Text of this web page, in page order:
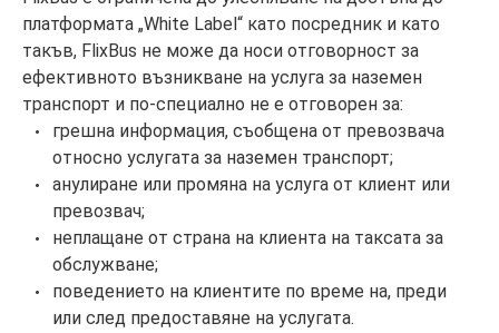
платформата „White Label“ като посредник и като
такъв, FlixBus не може да носи отговорност за
ефективното възникване на услуга за наземен
транспорт и по-специално не е отговорен за:
грешна информация, съобщена от превозвача
относно услугата за наземен транспорт;
анулиране или промяна на услуга от клиент или
превозвач;
неплащане от страна на клиента на таксата за
обслужване;
поведението на клиентите по време на, преди
или след предоставяне на услугата.